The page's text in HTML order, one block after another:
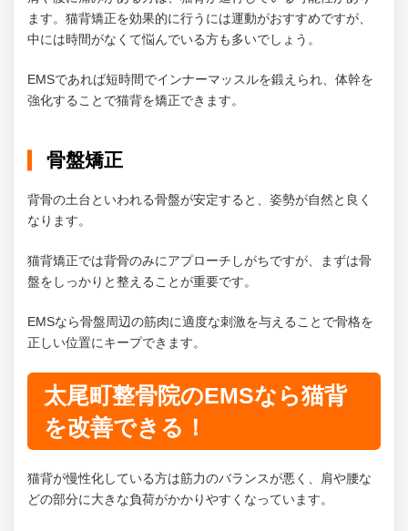
ます。猫背矯正を効果的に行うには運動がおすすめですが、
中には時間がなくて悩んでいる方も多いでしょう。
EMSであれば短時間でインナーマッスルを鍛えられ、体幹を
強化することで猫背を矯正できます。
骨盤矯正
背骨の土台といわれる骨盤が安定すると、姿勢が自然と良く
なります。
猫背矯正では背骨のみにアプローチしがちですが、まずは骨
盤をしっかりと整えることが重要です。
EMSなら骨盤周辺の筋肉に適度な刺激を与えることで骨格を
正しい位置にキープできます。
太尾町整骨院のEMSなら猫背
を改善できる！
猫背が慢性化している方は筋力のバランスが悪く、肩や腰な
どの部分に大きな負荷がかかりやすくなっています。